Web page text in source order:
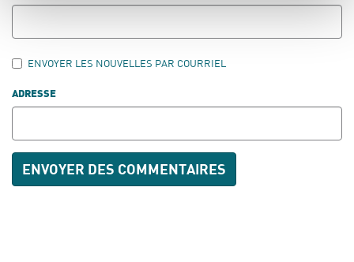
ENVOYER LES NOUVELLES PAR COURRIEL
ADRESSE